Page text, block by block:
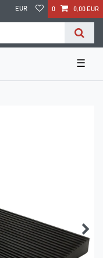
EUR 0 0,00 EUR
☰